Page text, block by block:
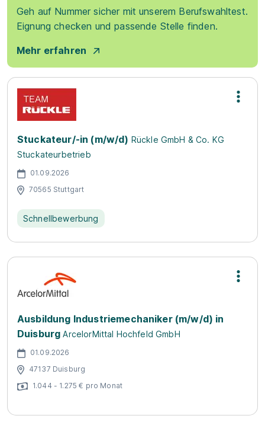
Geh auf Nummer sicher mit unserem Berufswahltest.
Eignung checken und passende Stelle finden.
Mehr erfahren
Stuckateur/-in (m/w/d) Rückle GmbH & Co. KG
Stuckateurbetrieb
01.09.2026
70565 Stuttgart
Schnellbewerbung
Ausbildung Industriemechaniker (m/w/d) in
Duisburg ArcelorMittal Hochfeld GmbH
01.09.2026
47137 Duisburg
1.044 - 1.275 € pro Monat